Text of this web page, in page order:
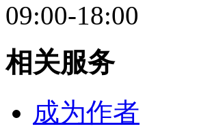
09:00-18:00
相关服务
成为作者